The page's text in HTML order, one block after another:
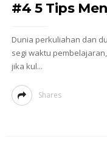
#4 5 Tips
Dunia perkuliahan dan
segi waktu
jika kul...
Shares